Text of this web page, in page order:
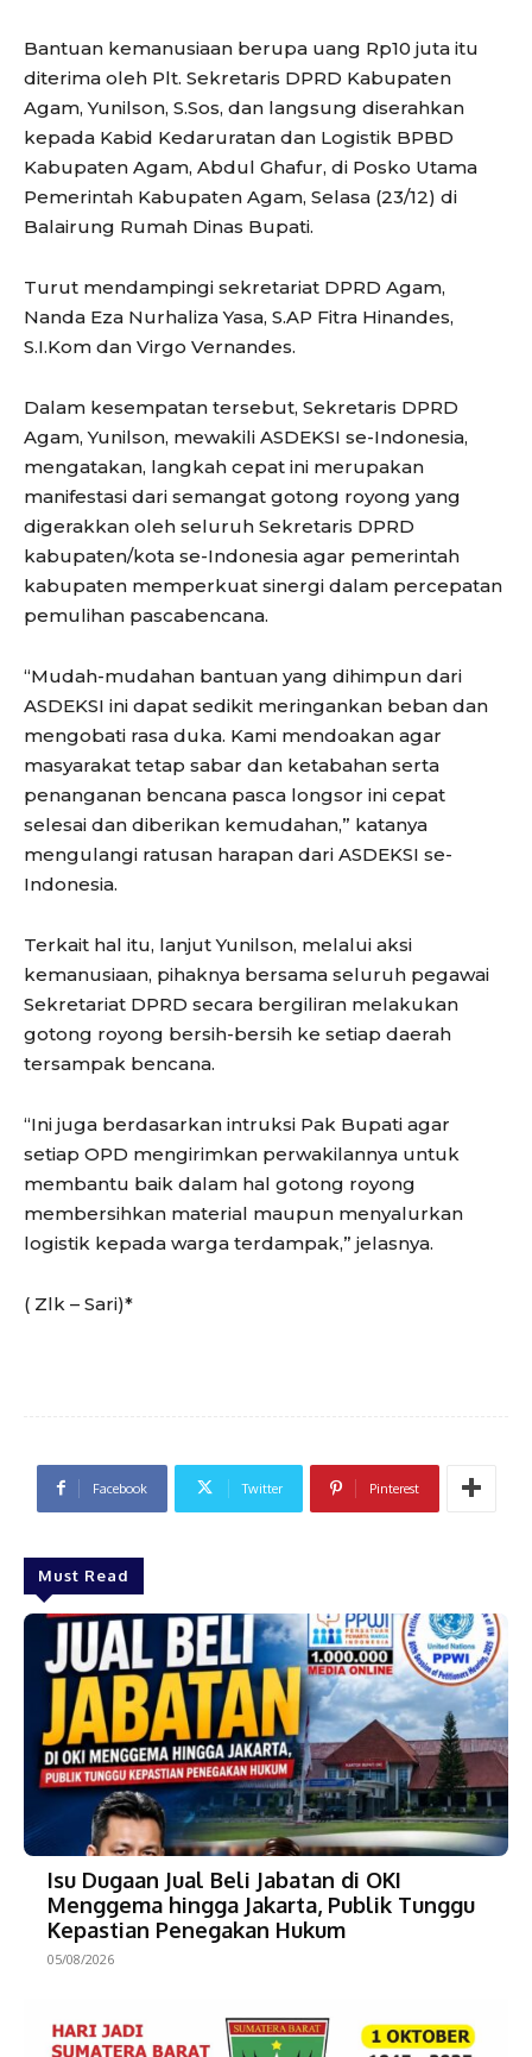
Bantuan kemanusiaan berupa uang Rp10 juta itu
diterima oleh Plt. Sekretaris DPRD Kabupaten
Agam, Yunilson, S.Sos, dan langsung diserahkan
kepada Kabid Kedaruratan dan Logistik BPBD
Kabupaten Agam, Abdul Ghafur, di Posko Utama
Pemerintah Kabupaten Agam, Selasa (23/12) di
Balairung Rumah Dinas Bupati.
Turut mendampingi sekretariat DPRD Agam,
Nanda Eza Nurhaliza Yasa, S.AP Fitra Hinandes,
S.I.Kom dan Virgo Vernandes.
Dalam kesempatan tersebut, Sekretaris DPRD
Agam, Yunilson, mewakili ASDEKSI se-Indonesia,
mengatakan, langkah cepat ini merupakan
manifestasi dari semangat gotong royong yang
digerakkan oleh seluruh Sekretaris DPRD
kabupaten/kota se-Indonesia agar pemerintah
kabupaten memperkuat sinergi dalam percepatan
pemulihan pascabencana.
“Mudah-mudahan bantuan yang dihimpun dari
ASDEKSI ini dapat sedikit meringankan beban dan
mengobati rasa duka. Kami mendoakan agar
masyarakat tetap sabar dan ketabahan serta
penanganan bencana pasca longsor ini cepat
selesai dan diberikan kemudahan,” katanya
mengulangi ratusan harapan dari ASDEKSI se-
Indonesia.
Terkait hal itu, lanjut Yunilson, melalui aksi
kemanusiaan, pihaknya bersama seluruh pegawai
Sekretariat DPRD secara bergiliran melakukan
gotong royong bersih-bersih ke setiap daerah
tersampak bencana.
“Ini juga berdasarkan intruksi Pak Bupati agar
setiap OPD mengirimkan perwakilannya untuk
membantu baik dalam hal gotong royong
membersihkan material maupun menyalurkan
logistik kepada warga terdampak,” jelasnya.
( Zlk – Sari)*
Facebook Twitter Pinterest
Must Read
Isu Dugaan Jual Beli Jabatan di OKI
Menggema hingga Jakarta, Publik Tunggu
Kepastian Penegakan Hukum
05/08/2026